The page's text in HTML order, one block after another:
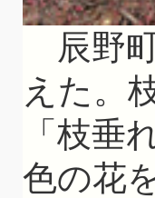
辰野
えた。
「枝垂
色の花